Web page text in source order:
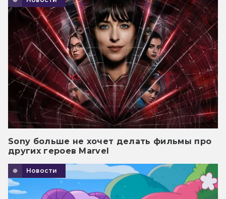
Sony больше не хочет делать фильмы про
других героев Marvel
Новости